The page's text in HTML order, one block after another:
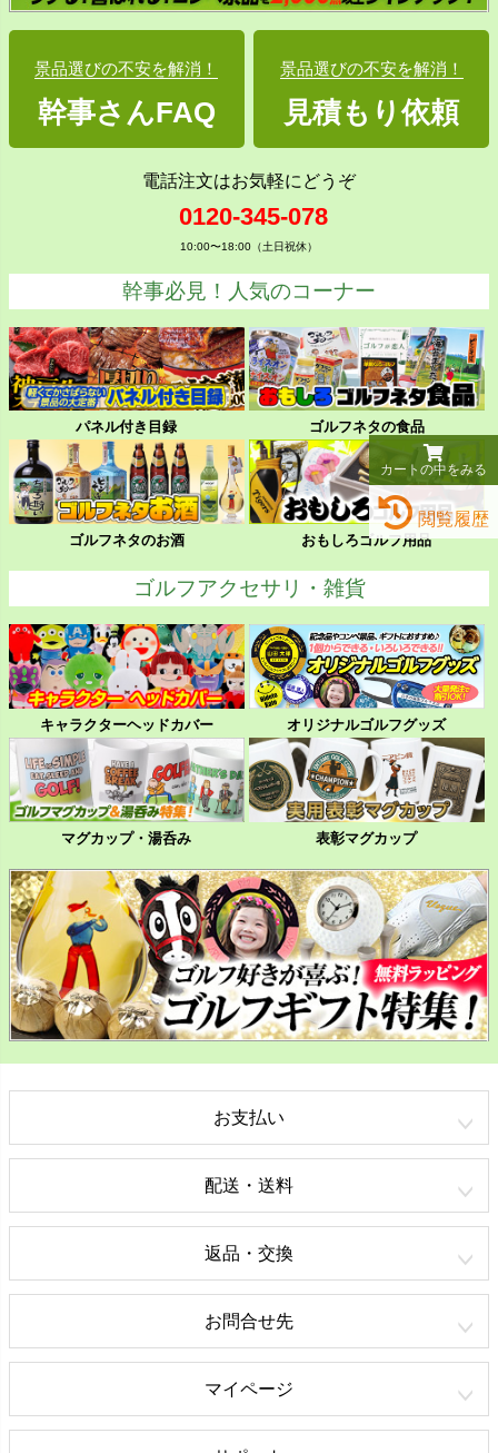
カートの中をみる
閲覧履歴
景品選びの不安を解消！
幹事さんFAQ
景品選びの不安を解消！
見積もり依頼
電話注文はお気軽にどうぞ
0120-345-078
10:00〜18:00（土日祝休）
幹事必見！人気のコーナー
パネル付き目録 ゴルフネタの食品
ゴルフネタのお酒 おもしろゴルフ用品
ゴルフアクセサリ・雑貨
キャラクターヘッドカバー オリジナルゴルフグッズ
マグカップ・湯呑み 表彰マグカップ
お支払い
配送・送料
返品・交換
お問合せ先
マイページ